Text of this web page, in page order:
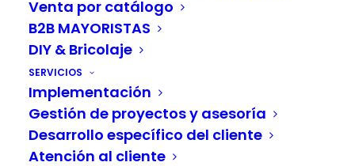
Venta por catálogo
B2B MAYORISTAS
DIY & Bricolaje
SERVICIOS
Implementación
Gestión de proyectos y asesoría
Desarrollo específico del cliente
Atención al cliente
construir una relación sólida con sus clientes. La
comunicación personalizada es el proceso de
comunicarse con sus clientes a nivel individual y
responder a sus necesidades y deseos. El objetivo
es crear una experiencia personalizada que
aumente la fidelidad del cliente e impulse la